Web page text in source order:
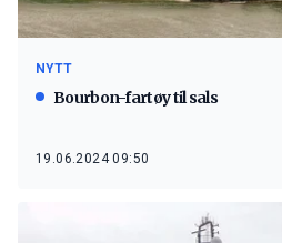
NYTT
Bourbon-fartøy til sals
19.06.2024 09:50